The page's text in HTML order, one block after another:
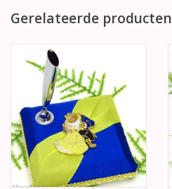
Gerelateerde producten